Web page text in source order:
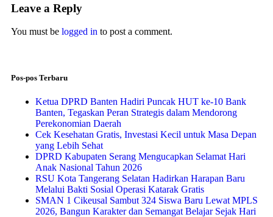
Leave a Reply
You must be logged in to post a comment.
Pos-pos Terbaru
Ketua DPRD Banten Hadiri Puncak HUT ke-10 Bank
Banten, Tegaskan Peran Strategis dalam Mendorong
Perekonomian Daerah
Cek Kesehatan Gratis, Investasi Kecil untuk Masa Depan
yang Lebih Sehat
DPRD Kabupaten Serang Mengucapkan Selamat Hari
Anak Nasional Tahun 2026
RSU Kota Tangerang Selatan Hadirkan Harapan Baru
Melalui Bakti Sosial Operasi Katarak Gratis
SMAN 1 Cikeusal Sambut 324 Siswa Baru Lewat MPLS
2026, Bangun Karakter dan Semangat Belajar Sejak Hari